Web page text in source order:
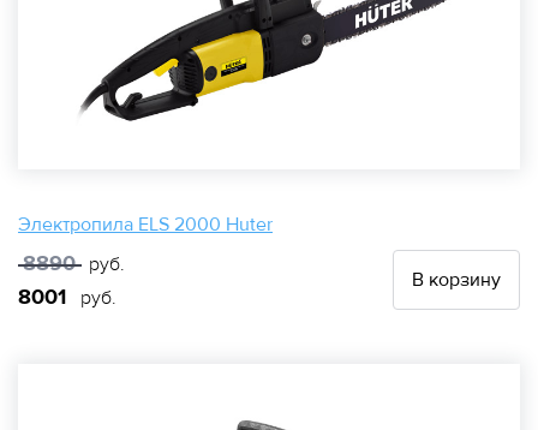
Электропила ELS 2000 Huter
8890 руб.
8001 руб.
В корзину